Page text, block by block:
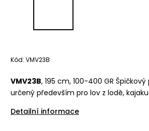
Kód: VMV23B
VMV23B, 195 cm, 100-400 GR
určený především pro lov z lodě,
Detailní informace